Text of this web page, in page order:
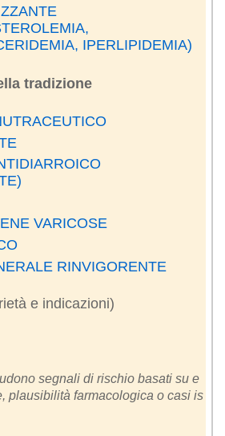
IPERLIPIDEMIA)
tradizione
VARICOSE
RINVIGORENTE
e indicazioni)
segnali di rischio basati su e
plausibilità farmacologica o casi is